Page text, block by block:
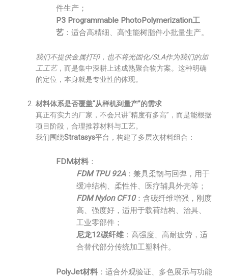
件生产；
P3 Programmable PhotoPolymerization工
艺 ：适合高精细、高性能树脂件小批量生产。
我们不提供金属打印，也不将光固化/SLA作为我们的加
工工艺，而是集中深耕上述成熟聚合物方案。这种明确
的定位，本身就是专业性的体现。
材料体系是否覆盖“从样机到量产”的需求
真正有实力的厂家，不会只讲“精度有多高”，而是能根据
项目阶段，合理推荐材料与工艺。
我们围绕Stratasys平台，构建了多层次材料组合：
FDM材料 ：
FDM TPU 92A：兼具柔韧与回弹，用于
缓冲结构、柔性件、医疗辅具外壳等；
FDM Nylon CF10：含碳纤维增强，刚度
高、强度好，适用于载荷结构、治具、
工业零部件；
尼龙12碳纤维 ：高强度、高耐疲劳，适
合替代部分传统加工塑料件。
PolyJet材料 ：适合外观验证、多色展示与功能